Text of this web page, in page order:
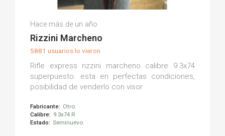
Enrique F.
Hace más de un año
Rizzini Marcheno
5881 usuarios lo vieron
Rifle express rizzini marcheno calibre 9.3x74
superpuesto. esta en perfectas condiciones,
posibilidad de venderlo con visor
Fabricante: Otro
Calibre: 9.3x74 R
Estado: Seminuevo